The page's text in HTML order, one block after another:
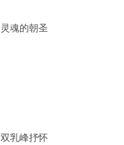
灵魂的朝圣
双乳峰抒怀